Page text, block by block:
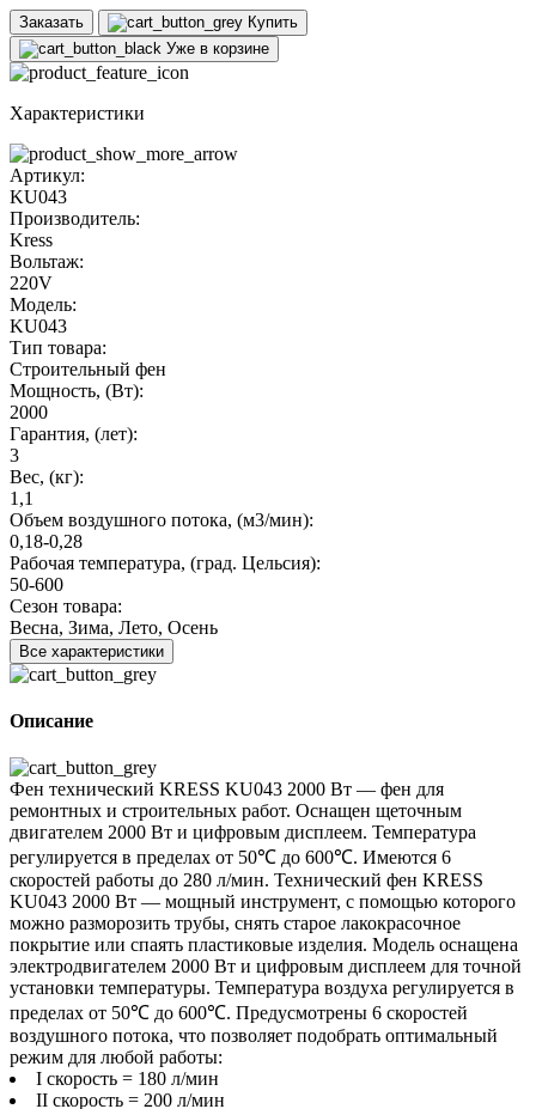
Заказать
Купить
Уже в корзине
Характеристики
Артикул:
KU043
Производитель:
Kress
Вольтаж:
220V
Модель:
KU043
Тип товара:
Строительный фен
Мощность, (Вт):
2000
Гарантия, (лет):
3
Вес, (кг):
1,1
Объем воздушного потока, (м3/мин):
0,18-0,28
Рабочая температура, (град. Цельсия):
50-600
Сезон товара:
Весна, Зима, Лето, Осень
Все характеристики
Описание
Фен технический KRESS KU043 2000 Вт — фен для
ремонтных и строительных работ. Оснащен щеточным
двигателем 2000 Вт и цифровым дисплеем. Температура
регулируется в пределах от 50℃ до 600℃. Имеются 6
скоростей работы до 280 л/мин. Технический фен KRESS
KU043 2000 Вт — мощный инструмент, с помощью которого
можно разморозить трубы, снять старое лакокрасочное
покрытие или спаять пластиковые изделия. Модель оснащена
электродвигателем 2000 Вт и цифровым дисплеем для точной
установки температуры. Температура воздуха регулируется в
пределах от 50℃ до 600℃. Предусмотрены 6 скоростей
воздушного потока, что позволяет подобрать оптимальный
режим для любой работы:
I скорость = 180 л/мин
II скорость = 200 л/мин